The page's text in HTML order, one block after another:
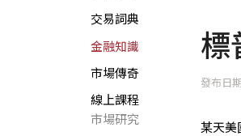
交易詞典
金融知識
市場傳奇
線上課程
市場研究
標
發布日
某天美